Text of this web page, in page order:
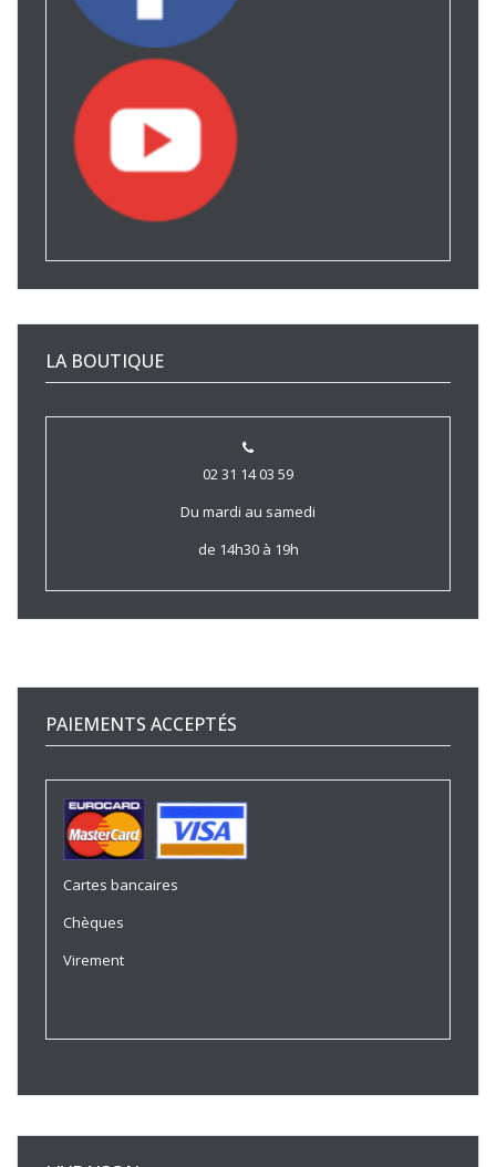
LA BOUTIQUE
02 31 14 03 59
Du mardi au samedi
de 14h30 à 19h
PAIEMENTS ACCEPTÉS
Cartes bancaires
Chèques
Virement